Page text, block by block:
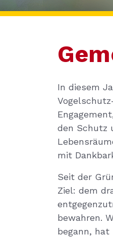
In diesem
den Schutz
mit
Seit der
Ziel: dem
bewahren.
begann,